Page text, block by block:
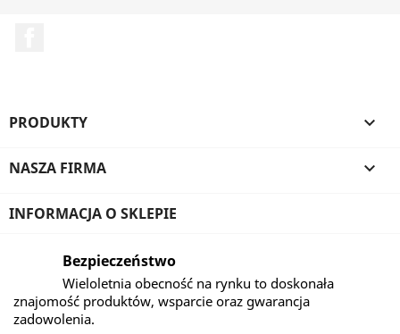
PRODUKTY 
NASZA FIRMA 
INFORMACJA O SKLEPIE
Bezpieczeństwo
Wieloletnia obecność na rynku to doskonała
znajomość produktów, wsparcie oraz gwarancja
zadowolenia.